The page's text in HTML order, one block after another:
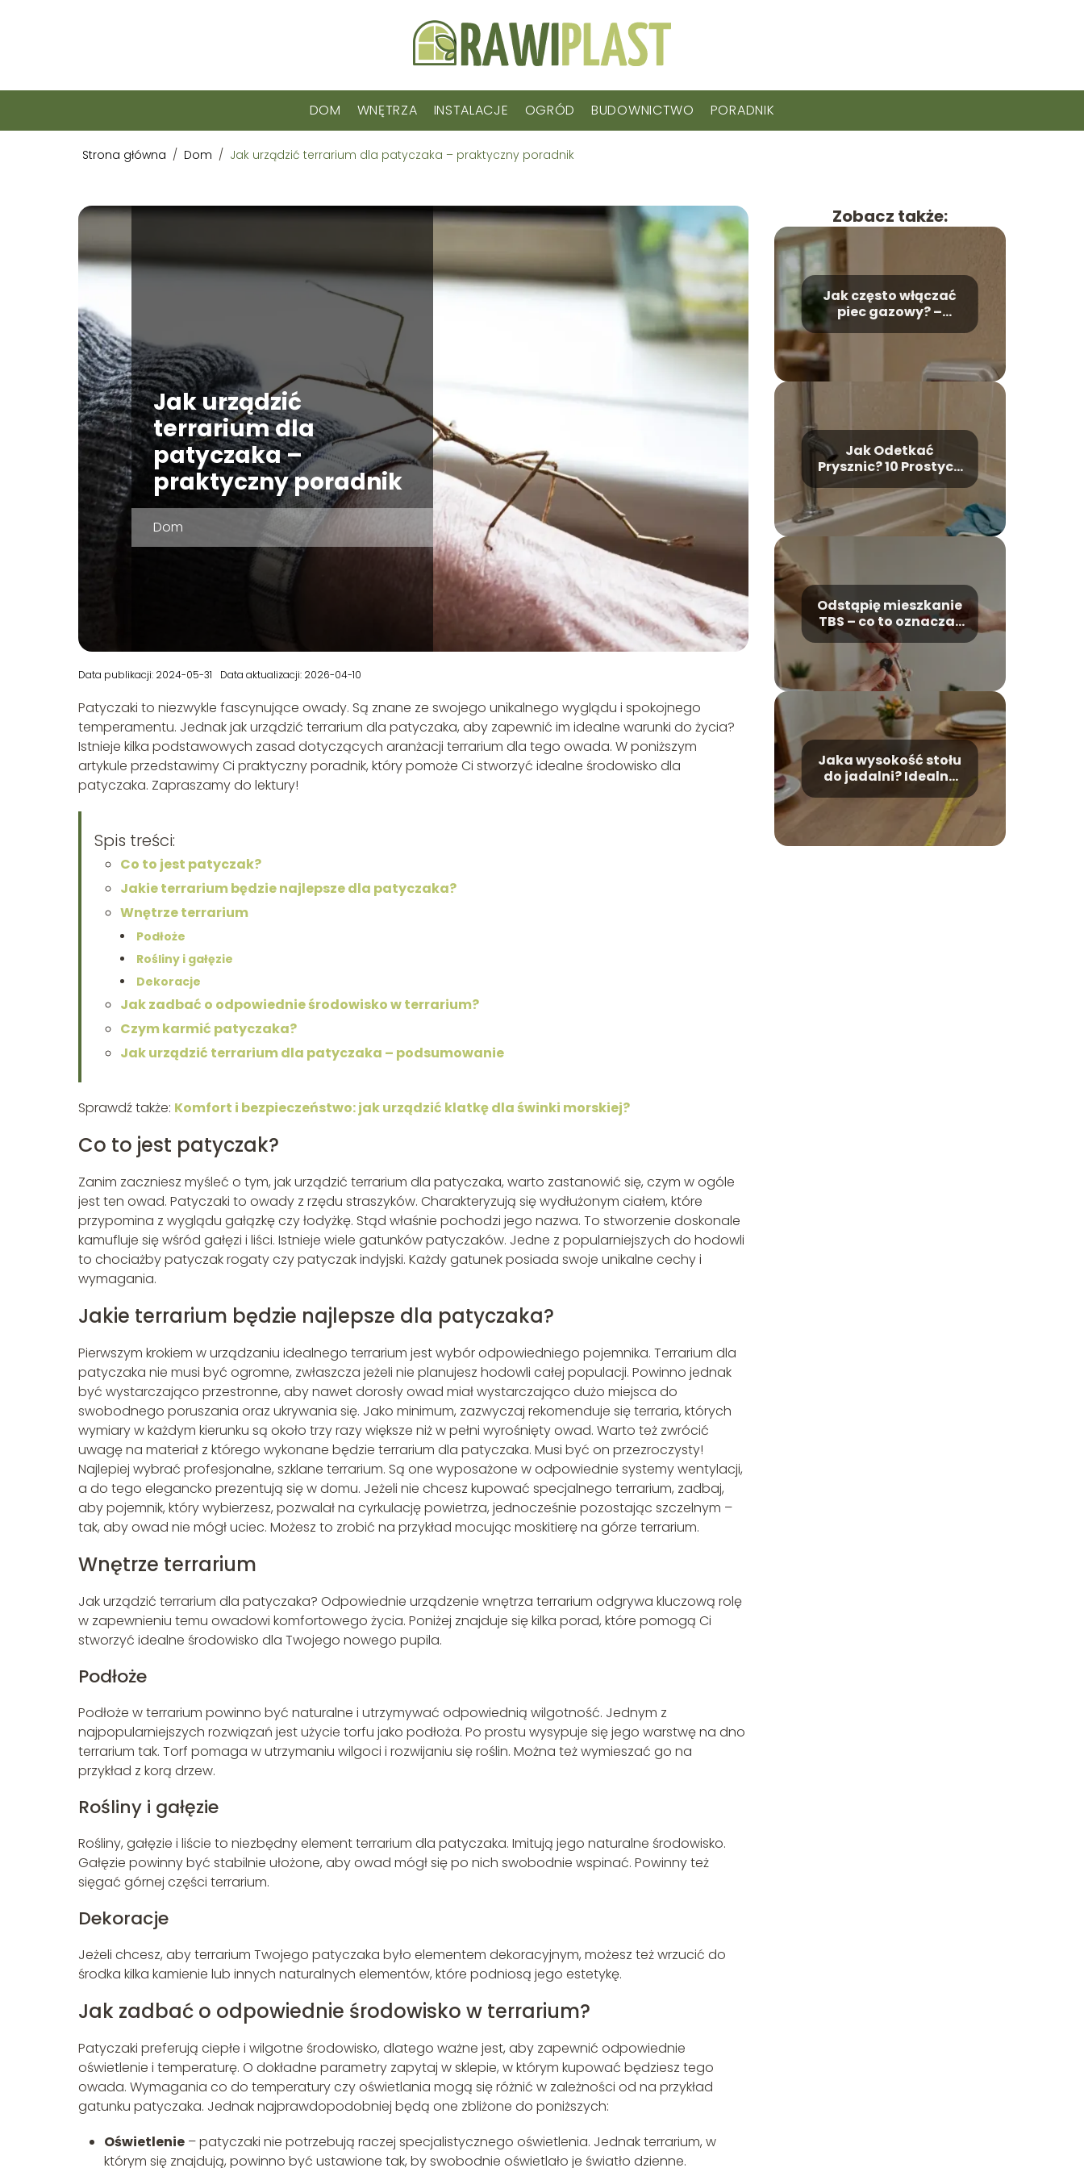
DOM WNĘTRZA INSTALACJE OGRÓD BUDOWNICTWO PORADNIK
Strona główna / Dom / Jak urządzić terrarium dla patyczaka – praktyczny poradnik
Jak urządzić
terrarium dla
patyczaka –
praktyczny poradnik
Dom
Data publikacji: 2024-05-31 Data aktualizacji: 2026-04-10
Patyczaki to niezwykle fascynujące owady. Są znane ze swojego unikalnego wyglądu i spokojnego
temperamentu. Jednak jak urządzić terrarium dla patyczaka, aby zapewnić im idealne warunki do życia?
Istnieje kilka podstawowych zasad dotyczących aranżacji terrarium dla tego owada. W poniższym
artykule przedstawimy Ci praktyczny poradnik, który pomoże Ci stworzyć idealne środowisko dla
patyczaka. Zapraszamy do lektury!
Spis treści:
Co to jest patyczak?
Jakie terrarium będzie najlepsze dla patyczaka?
Wnętrze terrarium
Podłoże
Rośliny i gałęzie
Dekoracje
Jak zadbać o odpowiednie środowisko w terrarium?
Czym karmić patyczaka?
Jak urządzić terrarium dla patyczaka – podsumowanie
Sprawdź także: Komfort i bezpieczeństwo: jak urządzić klatkę dla świnki morskiej?
Co to jest patyczak?
Zanim zaczniesz myśleć o tym, jak urządzić terrarium dla patyczaka, warto zastanowić się, czym w ogóle
jest ten owad. Patyczaki to owady z rzędu straszyków. Charakteryzują się wydłużonym ciałem, które
przypomina z wyglądu gałązkę czy łodyżkę. Stąd właśnie pochodzi jego nazwa. To stworzenie doskonale
kamufluje się wśród gałęzi i liści. Istnieje wiele gatunków patyczaków. Jedne z popularniejszych do hodowli
to chociażby patyczak rogaty czy patyczak indyjski. Każdy gatunek posiada swoje unikalne cechy i
wymagania.
Jakie terrarium będzie najlepsze dla patyczaka?
Pierwszym krokiem w urządzaniu idealnego terrarium jest wybór odpowiedniego pojemnika. Terrarium dla
patyczaka nie musi być ogromne, zwłaszcza jeżeli nie planujesz hodowli całej populacji. Powinno jednak
być wystarczająco przestronne, aby nawet dorosły owad miał wystarczająco dużo miejsca do
swobodnego poruszania oraz ukrywania się. Jako minimum, zazwyczaj rekomenduje się terraria, których
wymiary w każdym kierunku są około trzy razy większe niż w pełni wyrośnięty owad. Warto też zwrócić
uwagę na materiał z którego wykonane będzie terrarium dla patyczaka. Musi być on przezroczysty!
Najlepiej wybrać profesjonalne, szklane terrarium. Są one wyposażone w odpowiednie systemy wentylacji,
a do tego elegancko prezentują się w domu. Jeżeli nie chcesz kupować specjalnego terrarium, zadbaj,
aby pojemnik, który wybierzesz, pozwalał na cyrkulację powietrza, jednocześnie pozostając szczelnym –
tak, aby owad nie mógł uciec. Możesz to zrobić na przykład mocując moskitierę na górze terrarium.
Wnętrze terrarium
Jak urządzić terrarium dla patyczaka? Odpowiednie urządzenie wnętrza terrarium odgrywa kluczową rolę
w zapewnieniu temu owadowi komfortowego życia. Poniżej znajduje się kilka porad, które pomogą Ci
stworzyć idealne środowisko dla Twojego nowego pupila.
Podłoże
Podłoże w terrarium powinno być naturalne i utrzymywać odpowiednią wilgotność. Jednym z
najpopularniejszych rozwiązań jest użycie torfu jako podłoża. Po prostu wysypuje się jego warstwę na dno
terrarium tak. Torf pomaga w utrzymaniu wilgoci i rozwijaniu się roślin. Można też wymieszać go na
przykład z korą drzew.
Rośliny i gałęzie
Rośliny, gałęzie i liście to niezbędny element terrarium dla patyczaka. Imitują jego naturalne środowisko.
Gałęzie powinny być stabilnie ułożone, aby owad mógł się po nich swobodnie wspinać. Powinny też
sięgać górnej części terrarium.
Dekoracje
Jeżeli chcesz, aby terrarium Twojego patyczaka było elementem dekoracyjnym, możesz też wrzucić do
środka kilka kamienie lub innych naturalnych elementów, które podniosą jego estetykę.
Jak zadbać o odpowiednie środowisko w terrarium?
Patyczaki preferują ciepłe i wilgotne środowisko, dlatego ważne jest, aby zapewnić odpowiednie
oświetlenie i temperaturę. O dokładne parametry zapytaj w sklepie, w którym kupować będziesz tego
owada. Wymagania co do temperatury czy oświetlania mogą się różnić w zależności od na przykład
gatunku patyczaka. Jednak najprawdopodobniej będą one zbliżone do poniższych:
Oświetlenie – patyczaki nie potrzebują raczej specjalistycznego oświetlenia. Jednak terrarium, w
którym się znajdują, powinno być ustawione tak, by swobodnie oświetlało je światło dzienne.
Zobacz także:
Jak często włączać
piec gazowy? –
Odpowiadamy na
Jak Odetkać
Prysznic? 10 Prostych
i Skutecznych Porad
Krok Po Kroku
Odstąpię mieszkanie
TBS – co to oznacza i
na co zwrócić
uwagę?
Jaka wysokość stołu
do jadalni? Idealne